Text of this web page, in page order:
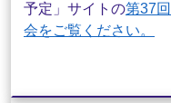
予定」サイトの第37
会をご覧ください。